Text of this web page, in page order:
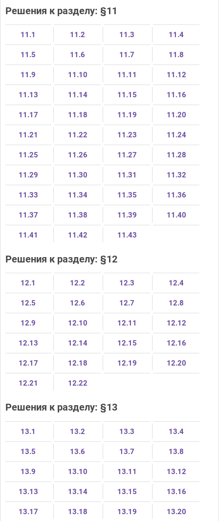
Решения к разделу: §11
11.1 11.2 11.3 11.4
11.5 11.6 11.7 11.8
11.9 11.10 11.11 11.12
11.13 11.14 11.15 11.16
11.17 11.18 11.19 11.20
11.21 11.22 11.23 11.24
11.25 11.26 11.27 11.28
11.29 11.30 11.31 11.32
11.33 11.34 11.35 11.36
11.37 11.38 11.39 11.40
11.41 11.42 11.43
Решения к разделу: §12
12.1 12.2 12.3 12.4
12.5 12.6 12.7 12.8
12.9 12.10 12.11 12.12
12.13 12.14 12.15 12.16
12.17 12.18 12.19 12.20
12.21 12.22
Решения к разделу: §13
13.1 13.2 13.3 13.4
13.5 13.6 13.7 13.8
13.9 13.10 13.11 13.12
13.13 13.14 13.15 13.16
13.17 13.18 13.19 13.20